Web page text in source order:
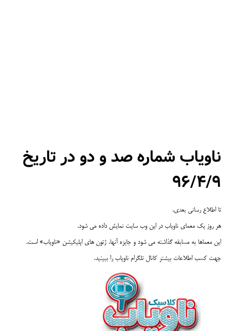
ناویاب شماره صد و دو در تاریخ
۹۶/۴/۹
تا اطلاع رسانی بعدی،
هر روز یک معمای ناویاب در این وب سایت نمایش داده می شود.
این معماها به مسابقه گذاشته می شود و جایزه آنها، ژتون های اپلیکیشن «ناویاب» است.
جهت کسب اطلاعات بیشتر کانال تلگرام ناویاب را ببینید.